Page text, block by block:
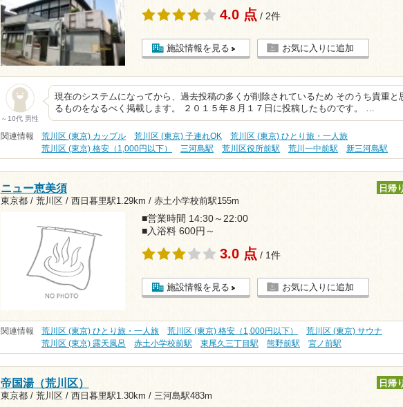
4.0 点 / 2件
施設情報を見る お気に入りに追加
～10代 男性
現在のシステムになってから、過去投稿の多くが削除されているため そのうち貴重と
るものをなるべく掲載します。 ２０１５年８月１７日に投稿したものです。 …
関連情報 荒川区 (東京) カップル 荒川区 (東京) 子連れOK
荒川区 (東京) ひとり旅・一人旅
荒川区 (東京) 格安（1,000円以下）
三河島駅 荒川区役所前駅 荒川一中前駅 新三河島駅
ニュー恵美須
東京都 / 荒川区 / 西日暮里駅1.29km / 赤土小学校前駅155m
日帰
■営業時間 14:30～22:00
■入浴料 600円～
3.0 点 / 1件
施設情報を見る お気に入りに追加
関連情報 荒川区 (東京) ひとり旅・一人旅 荒川区 (東京) 格安（1,000円以下）
荒川区 (東京) サウナ
荒川区 (東京) 露天風呂
赤土小学校前駅 東尾久三丁目駅 熊野前駅 宮ノ前駅
帝国湯（荒川区）
東京都 / 荒川区 / 西日暮里駅1.30km / 三河島駅483m
日帰